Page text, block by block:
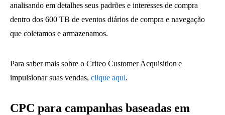
analisando em detalhes seus padrões e interesses de compra
dentro dos 600 TB de eventos diários de compra e navegação
que coletamos e armazenamos.
Para saber mais sobre o Criteo Customer Acquisition e
impulsionar suas vendas, clique aqui.
CPC para campanhas baseadas em